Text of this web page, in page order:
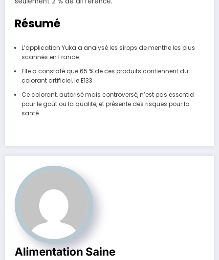
Résumé
L’application Yuka a analysé les sirops de menthe les plus
scannés en France.
Elle a constaté que 65 % de ces produits contiennent du
colorant artificiel, le E133.
Ce colorant, autorisé mais controversé, n’est pas essentiel
pour le goût ou la qualité, et présente des risques pour la
santé.
Alimentation Saine